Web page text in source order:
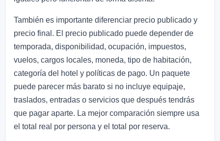
También es importante diferenciar precio publicado y
precio final. El precio publicado puede depender de
temporada, disponibilidad, ocupación, impuestos,
vuelos, cargos locales, moneda, tipo de habitación,
categoría del hotel y políticas de pago. Un paquete
puede parecer más barato si no incluye equipaje,
traslados, entradas o servicios que después tendrás
que pagar aparte. La mejor comparación siempre usa
el total real por persona y el total por reserva.